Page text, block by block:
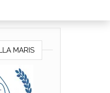
MARIS